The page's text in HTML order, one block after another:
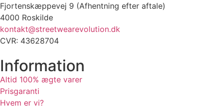
Fjortenskæppevej 9 (Afhentning efter aftale)
4000 Roskilde
kontakt@streetwearevolution.dk
CVR: 43628704
Information
Altid 100% ægte varer
Prisgaranti
Hvem er vi?